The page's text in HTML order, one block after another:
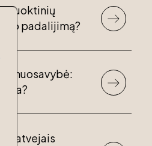
padalijimą?
nuosavybė:
atvejais